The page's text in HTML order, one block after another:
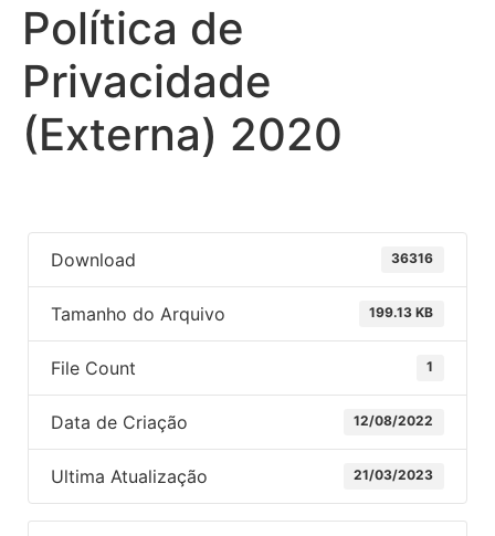
Política de
Privacidade
(Externa) 2020
Download 36316
Tamanho do Arquivo 199.13 KB
File Count 1
Data de Criação 12/08/2022
Ultima Atualização 21/03/2023